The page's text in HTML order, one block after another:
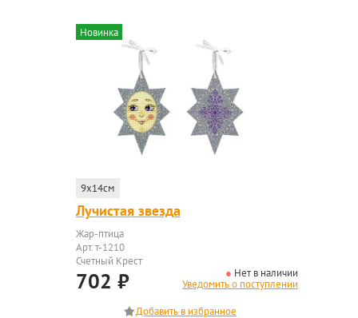
Новинка
9x14см
Лучистая звезда
Жар-птица
Арт. т-1210
Счетный Крест
702 ₽
Нет в наличии
Уведомить о поступлении